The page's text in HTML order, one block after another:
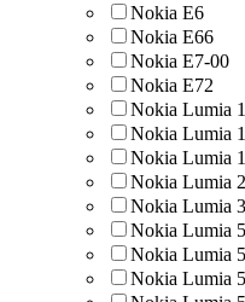
Nokia E6
Nokia E66
Nokia E7-00
Nokia E72
Nokia Lumia
Nokia Lumia
Nokia Lumia
Nokia Lumia
Nokia Lumia
Nokia Lumia
Nokia Lumia
Nokia Lumia